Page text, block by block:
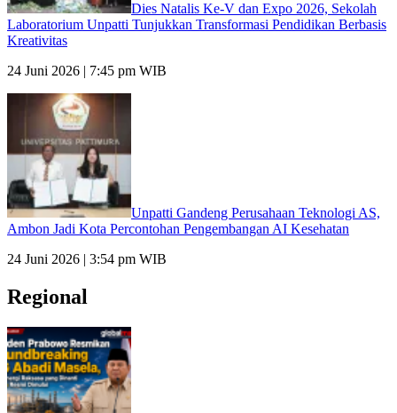
Dies Natalis Ke-V dan Expo 2026, Sekolah
Laboratorium Unpatti Tunjukkan Transformasi Pendidikan Berbasis
Kreativitas
24 Juni 2026 | 7:45 pm WIB
Unpatti Gandeng Perusahaan Teknologi AS,
Ambon Jadi Kota Percontohan Pengembangan AI Kesehatan
24 Juni 2026 | 3:54 pm WIB
Regional